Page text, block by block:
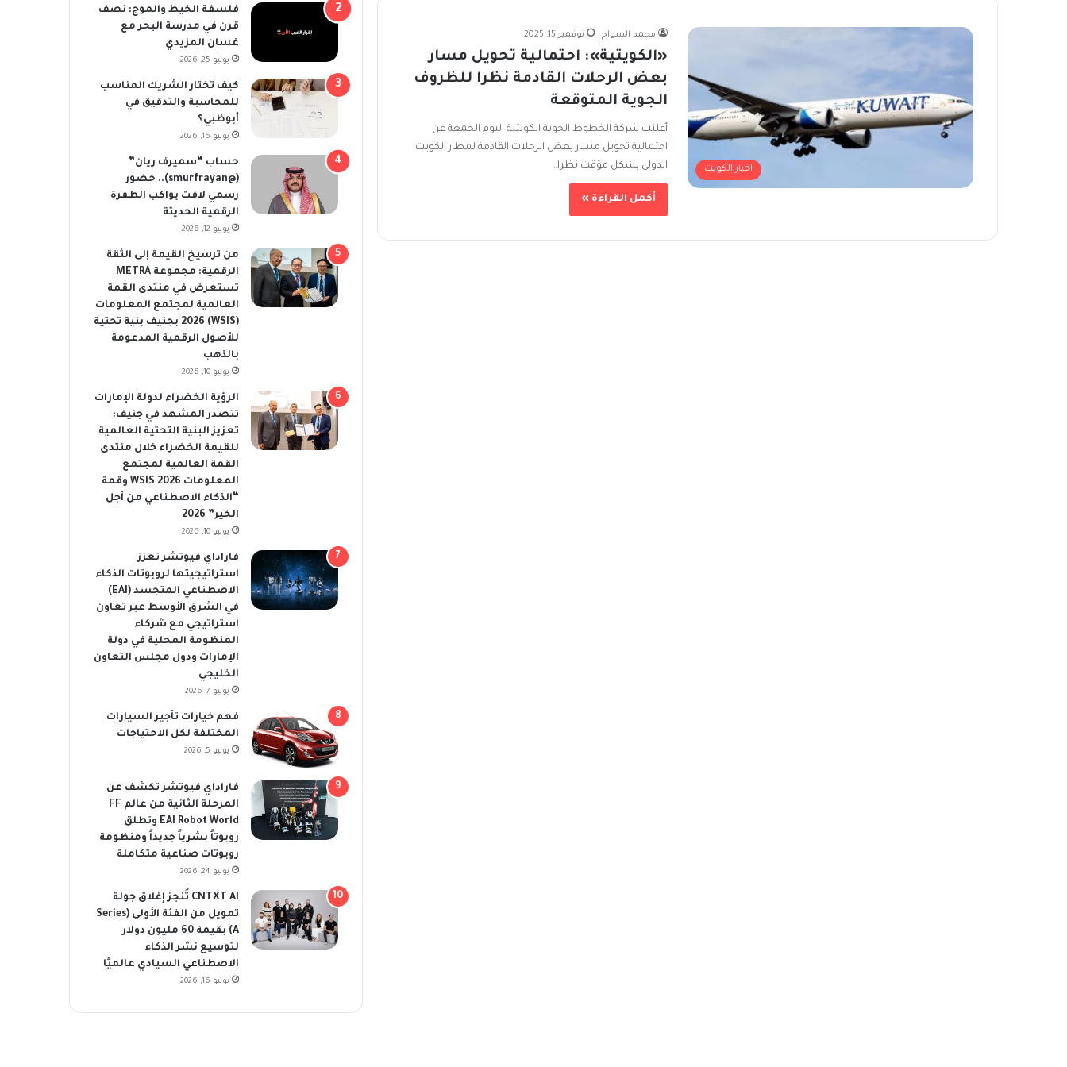
اخبار الكويت
محمد السواح نوفمبر 15, 2025
«الكويتية»: احتمالية تحويل مسار
بعض الرحلات القادمة نظرا للظروف
الجوية المتوقعة
أعلنت شركة الخطوط الجوية الكويتية اليوم الجمعة عن
احتمالية تحويل مسار بعض الرحلات القادمة لمطار الكويت
الدولي بشكل مؤقت نظرا…
أكمل القراءة »
فلسفة الخيط والموج: نصف
قرن في مدرسة البحر مع
غسان المزيدي
يوليو 25, 2026
كيف تختار الشريك المناسب
للمحاسبة والتدقيق في
أبوظبي؟
يوليو 16, 2026
حساب “سميرف ريان”
(@smurfrayan).. حضور
رسمي لافت يواكب الطفرة
الرقمية الحديثة
يوليو 12, 2026
من ترسيخ القيمة إلى الثقة
الرقمية: مجموعة METRA
تستعرض في منتدى القمة
العالمية لمجتمع المعلومات
(WSIS) 2026 بجنيف بنية تحتية
للأصول الرقمية المدعومة
بالذهب
يوليو 10, 2026
الرؤية الخضراء لدولة الإمارات
تتصدر المشهد في جنيف:
تعزيز البنية التحتية العالمية
للقيمة الخضراء خلال منتدى
القمة العالمية لمجتمع
المعلومات WSIS 2026 وقمة
“الذكاء الاصطناعي من أجل
الخير” 2026
يوليو 10, 2026
فاراداي فيوتشر تعزز
استراتيجيتها لروبوتات الذكاء
الاصطناعي المتجسد (EAI)
في الشرق الأوسط عبر تعاون
استراتيجي مع شركاء
المنظومة المحلية في دولة
الإمارات ودول مجلس التعاون
الخليجي
يوليو 7, 2026
فهم خيارات تأجير السيارات
المختلفة لكل الاحتياجات
يوليو 5, 2026
فاراداي فيوتشر تكشف عن
المرحلة الثانية من عالم FF
EAI Robot World وتطلق
روبوتاً بشرياً جديداً ومنظومة
روبوتات صناعية متكاملة
يونيو 24, 2026
CNTXT AI تُنجز إغلاق جولة
تمويل من الفئة الأولى (Series
A) بقيمة 60 مليون دولار
لتوسيع نشر الذكاء
الاصطناعي السيادي عالميًا
يونيو 16, 2026